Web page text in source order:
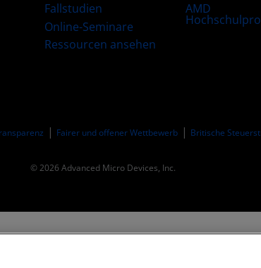
Fallstudien
Online-Seminare
Ressourcen ansehen
AMD
Fairer und offener Wettbewerb Britische
© 2026 Advanced Micro Devices, Inc.